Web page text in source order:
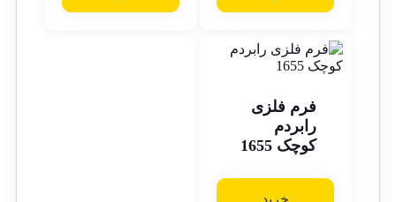
فرم فلزی
رابردم
کوچک 1655
خرید